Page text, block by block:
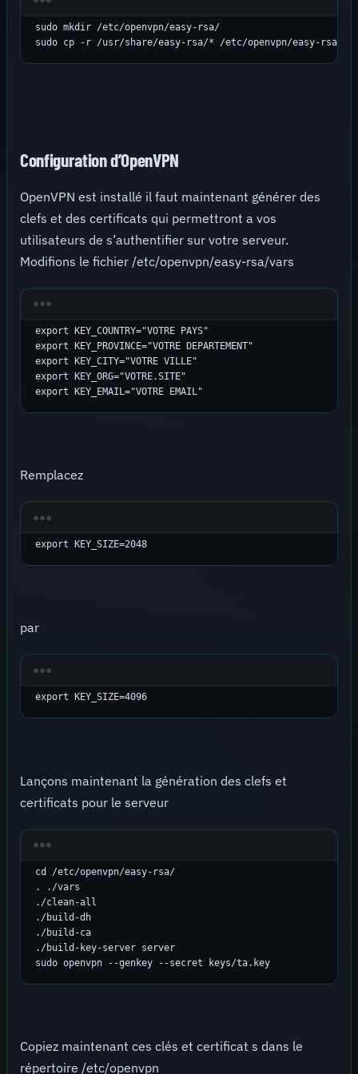
sudo mkdir /etc/openvpn/easy-rsa/
sudo cp -r /usr/share/easy-rsa/* /etc/openvpn/easy-rsa/
Configuration d’OpenVPN
OpenVPN est installé il faut maintenant générer des
clefs et des certificats qui permettront a vos
utilisateurs de s’authentifier sur votre serveur.
Modifions le fichier /etc/openvpn/easy-rsa/vars
export KEY_COUNTRY="VOTRE PAYS"
export KEY_PROVINCE="VOTRE DEPARTEMENT"
export KEY_CITY="VOTRE VILLE"
export KEY_ORG="VOTRE.SITE"
export KEY_EMAIL="VOTRE EMAIL"
Remplacez
export KEY_SIZE=2048
par
export KEY_SIZE=4096
Lançons maintenant la génération des clefs et
certificats pour le serveur
cd /etc/openvpn/easy-rsa/
. ./vars
./clean-all
./build-dh
./build-ca
./build-key-server server
sudo openvpn --genkey --secret keys/ta.key
Copiez maintenant ces clés et certificat s dans le
répertoire /etc/openvpn